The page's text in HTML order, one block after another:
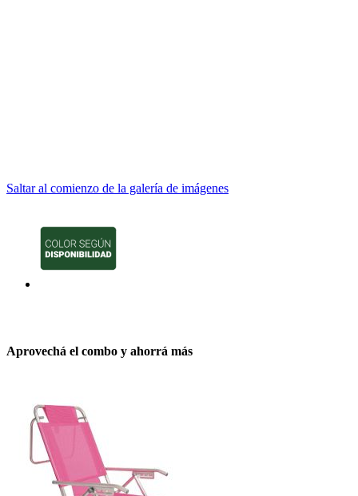
Saltar al comienzo de la galería de imágenes
Aprovechá el combo y ahorrá más